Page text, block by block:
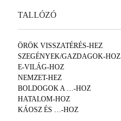
TALLÓZÓ
ÖRÖK VISSZATÉRÉS-HEZ
SZEGÉNYEK/GAZDAGOK-HOZ
E-VILÁG-HOZ
NEMZET-HEZ
BOLDOGOK A …-HOZ
HATALOM-HOZ
KÁOSZ ÉS …-HOZ